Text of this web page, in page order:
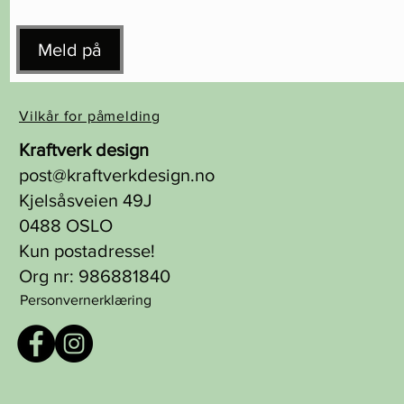
Meld på
Vilkår for påmelding
Kraftverk design
post@kraftverkdesign.no
Kjelsåsveien 49J
0488 OSLO
Kun postadresse!
Org nr: 986881840
Personvernerklæring